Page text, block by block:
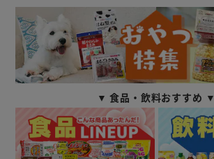
▼ 食品・飲料おすすめ ▼